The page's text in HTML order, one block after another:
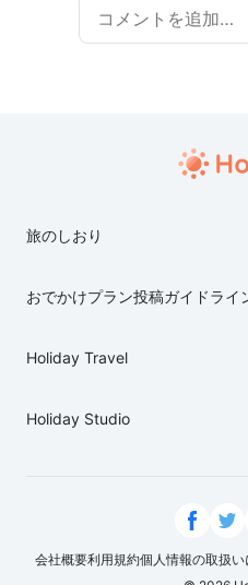
のおでかけにいかがで
旅のしおり
おでかけプラン投稿ガイドライ
Holiday Travel
Holiday Studio
会社概要利用規約個人情報の取扱い